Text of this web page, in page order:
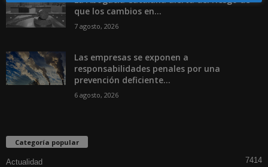
que los cambios en...
7 agosto, 2026
Las empresas se exponen a
responsabilidades penales por una
prevención deficiente...
6 agosto, 2026
Categoría popular
Actualidad 7414